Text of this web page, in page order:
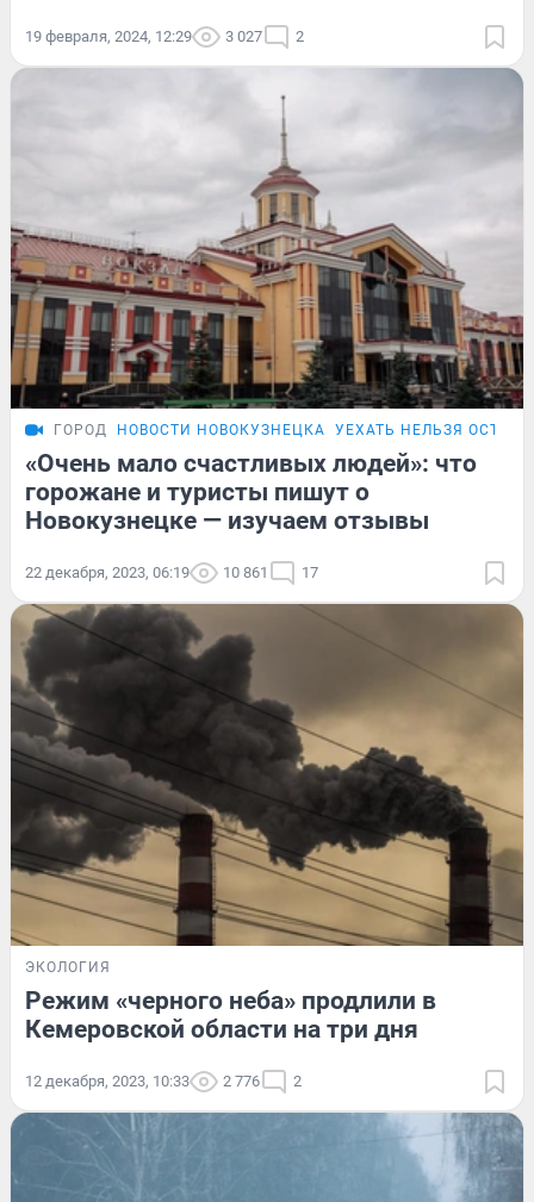
19 февраля, 2024, 12:29 3 027 2
ГОРОД НОВОСТИ НОВОКУЗНЕЦКА УЕХАТЬ НЕЛЬЗЯ
«Очень мало счастливых людей»: что
горожане и туристы пишут о
Новокузнецке — изучаем отзывы
22 декабря, 2023, 06:19 10 861 17
ЭКОЛОГИЯ
Режим «черного неба» продлили в
Кемеровской области на три дня
12 декабря, 2023, 10:33 2 776 2